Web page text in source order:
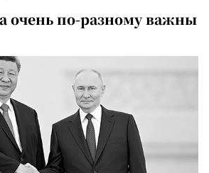
очень по-разному важны